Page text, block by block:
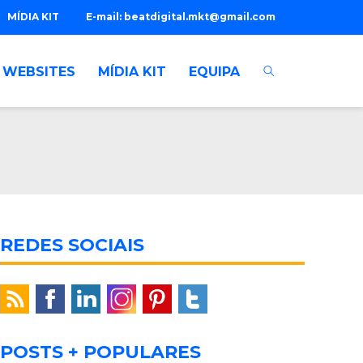
E-mail: beatdigital.mkt@gmail.com
MÍDIA KIT
WEBSITES MÍDIA KIT EQUIPA
REDES SOCIAIS
POSTS + POPULARES